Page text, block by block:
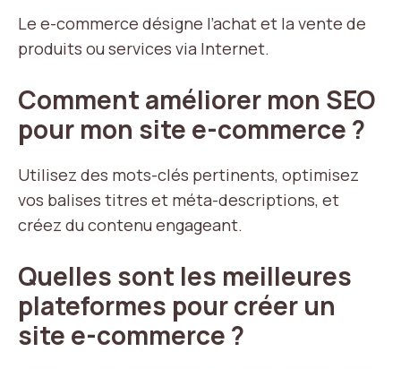
Le e-commerce désigne l’achat et la vente de
produits ou services via Internet.
Comment améliorer mon SEO
pour mon site e-commerce ?
Utilisez des mots-clés pertinents, optimisez
vos balises titres et méta-descriptions, et
créez du contenu engageant.
Quelles sont les meilleures
plateformes pour créer un
site e-commerce ?